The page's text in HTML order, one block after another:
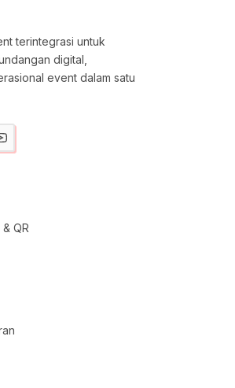
terintegrasi untuk
digital,
event dalam satu
QR